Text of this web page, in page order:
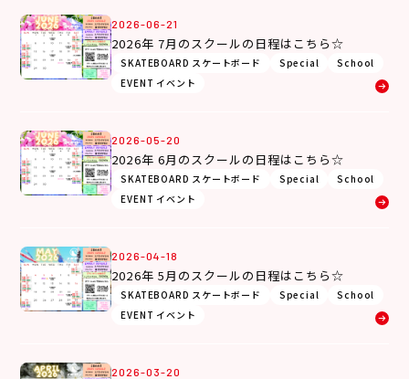
2026-06-21
2026年 7月のスクールの日程はこちら☆
SKATEBOARD スケートボード Special
School
EVENT イベント
2026-05-20
2026年 6月のスクールの日程はこちら☆
SKATEBOARD スケートボード Special
School
EVENT イベント
2026-04-18
2026年 5月のスクールの日程はこちら☆
SKATEBOARD スケートボード Special
School
EVENT イベント
2026-03-20